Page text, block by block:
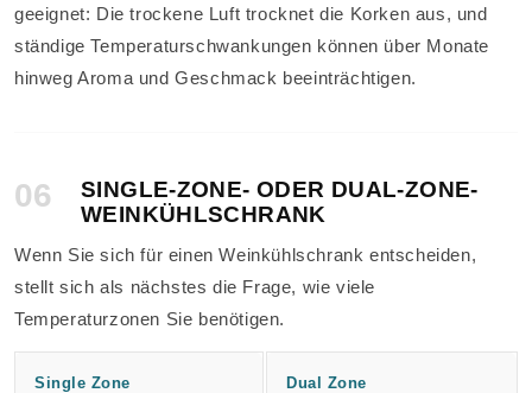
geeignet: Die trockene Luft trocknet die Korken aus, und
ständige Temperaturschwankungen können über Monate
hinweg Aroma und Geschmack beeinträchtigen.
06
SINGLE-ZONE- ODER DUAL-ZONE-
WEINKÜHLSCHRANK
Wenn Sie sich für einen Weinkühlschrank entscheiden,
stellt sich als nächstes die Frage, wie viele
Temperaturzonen Sie benötigen.
Single Zone
Dual Zone